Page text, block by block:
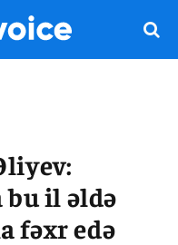
il əldə
fəxr edə